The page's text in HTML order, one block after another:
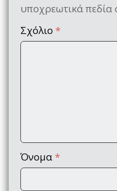
υποχρεωτικά πεδία
Σχόλιο *
Όνομα *